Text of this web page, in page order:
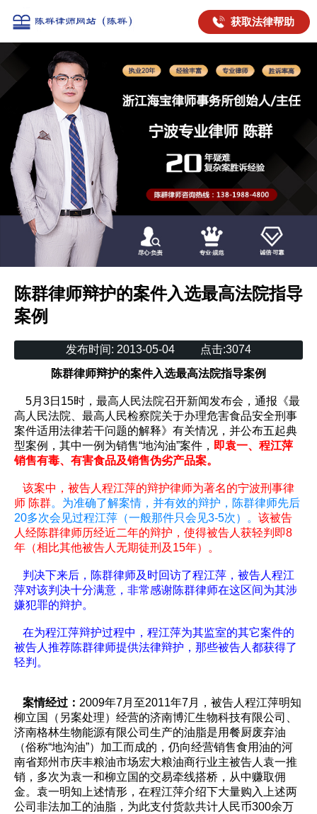
获取法律帮助
陈群律师辩护的案件入选最高法院指导
案例
发布时间: 2013-05-04 点击:3074
陈群律师辩护的案件入选最高法院指导案例
5月3日15时，最高人民法院召开新闻发布会，通报《最
高人民法院、最高人民检察院关于办理危害食品安全刑事
案件适用法律若干问题的解释》有关情况，并公布五起典
型案例，其中一例为销售“地沟油”案件， 即袁一、程江萍
销售有毒、有害食品及销售伪劣产品案。
该案中，被告人程江萍的辩护律师为著名的宁波刑事律
师 陈群。为准确了解案情，并有效的辩护，陈群律师先后
20多次会见过程江萍（一般那件只会见3-5次）。 该被告
人经陈群律师历经近二年的辩护，使得被告人获轻判即8
年（相比其他被告人无期徒刑及15年）。
判决下来后，陈群律师及时回访了程江萍，被告人程江
萍对该判决十分满意，非常感谢陈群律师在这区间为其涉
嫌犯罪的辩护。
在为程江萍辩护过程中，程江萍为其监室的其它案件的
被告人推荐陈群律师提供法律辩护，那些被告人都获得了
轻判。
案情经过： 2009年7月至2011年7月，被告人程江萍明知
柳立国（另案处理）经营的济南博汇生物科技有限公司、
济南格林生物能源有限公司生产的油脂是用餐厨废弃油
（俗称“地沟油”）加工而成的，仍向经营销售食用油的河
南省郑州市庆丰粮油市场宏大粮油商行业主被告人袁一推
销，多次为袁一和柳立国的交易牵线搭桥，从中赚取佣
金。袁一明知上述情形，在程江萍介绍下大量购入上述两
公司非法加工的油脂，为此支付货款共计人民币300余万